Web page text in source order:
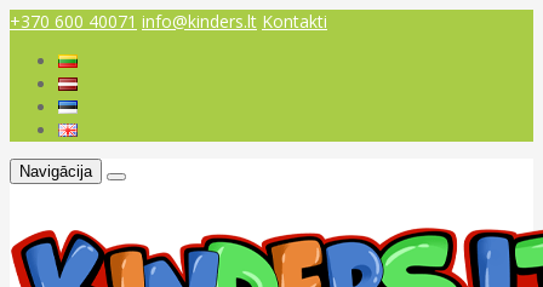
+370 600 40071 info@kinders.lt Kontakti
Navigācija